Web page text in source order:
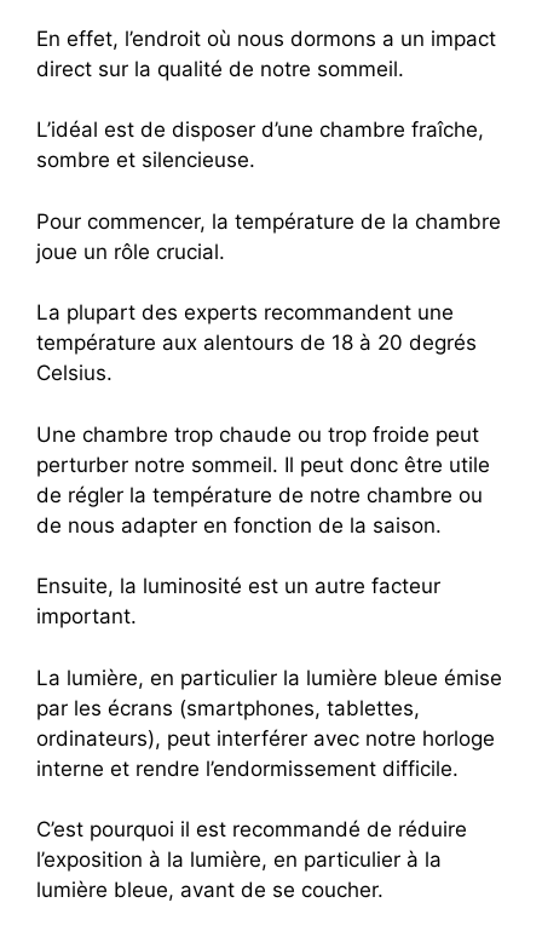
En effet, l’endroit où nous dormons a un impact
direct sur la qualité de notre sommeil.
L’idéal est de disposer d’une chambre fraîche,
sombre et silencieuse.
Pour commencer, la température de la chambre
joue un rôle crucial.
La plupart des experts recommandent une
température aux alentours de 18 à 20 degrés
Celsius.
Une chambre trop chaude ou trop froide peut
perturber notre sommeil. Il peut donc être utile
de régler la température de notre chambre ou
de nous adapter en fonction de la saison.
Ensuite, la luminosité est un autre facteur
important.
La lumière, en particulier la lumière bleue émise
par les écrans (smartphones, tablettes,
ordinateurs), peut interférer avec notre horloge
interne et rendre l’endormissement difficile.
C’est pourquoi il est recommandé de réduire
l’exposition à la lumière, en particulier à la
lumière bleue, avant de se coucher.